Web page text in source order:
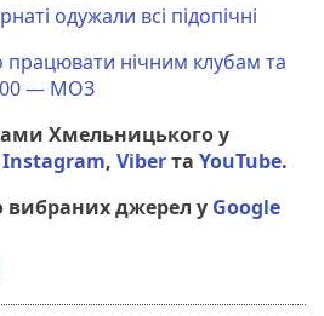
одужали всі підопічні
працювати нічним клубам та
— МОЗ
Хмельницького у
Instagram, Viberта YouTube.
вибраних джерел у Google